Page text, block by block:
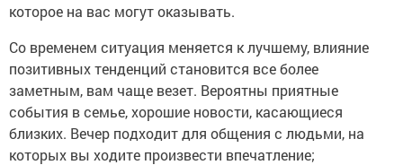
которое на вас могут оказывать.
Со временем ситуация меняется к лучшему, влияние
позитивных тенденций становится все более
заметным, вам чаще везет. Вероятны приятные
события в семье, хорошие новости, касающиеся
близких. Вечер подходит для общения с людьми, на
которых вы ходите произвести впечатление;